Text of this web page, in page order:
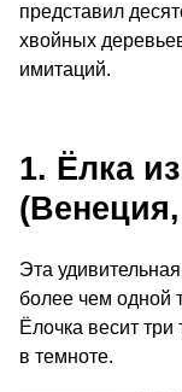
представил
хвойных
имитаций.
1. Ёлка
Эта
более чем одной
Ёлочка весит три
в темноте.